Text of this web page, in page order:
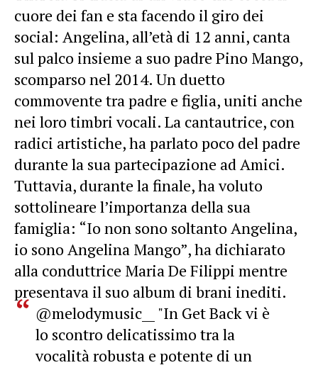
cuore dei fan e sta facendo il giro dei
social: Angelina, all’età di 12 anni, canta
sul palco insieme a suo padre Pino Mango,
scomparso nel 2014. Un duetto
commovente tra padre e figlia, uniti anche
nei loro timbri vocali. La cantautrice, con
radici artistiche, ha parlato poco del padre
durante la sua partecipazione ad Amici.
Tuttavia, durante la finale, ha voluto
sottolineare l’importanza della sua
famiglia: “Io non sono soltanto Angelina,
io sono Angelina Mango”, ha dichiarato
alla conduttrice Maria De Filippi mentre
presentava il suo album di brani inediti.
@melodymusic__
"In Get Back vi è
lo scontro delicatissimo tra la
vocalità robusta e potente di un